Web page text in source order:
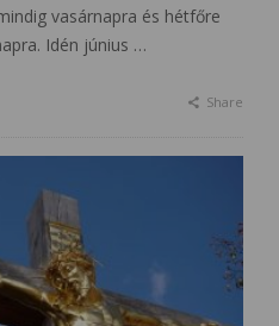
vasárnapra és hétfőre
Idén június …
Share